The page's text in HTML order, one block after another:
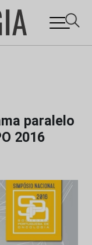
paralelo
2016